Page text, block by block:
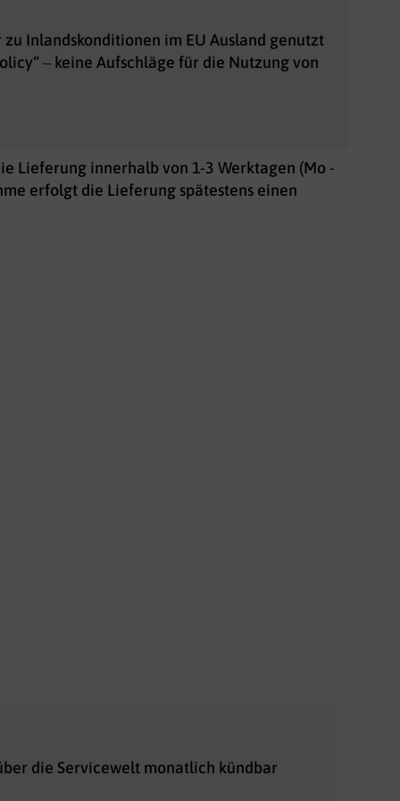
Inlandskonditionen im EU Ausland genutzt
– keine Aufschläge für die Nutzung von
Lieferung innerhalb von 1-3 Werktagen (Mo -
erfolgt die Lieferung spätestens einen
die Servicewelt monatlich kündbar